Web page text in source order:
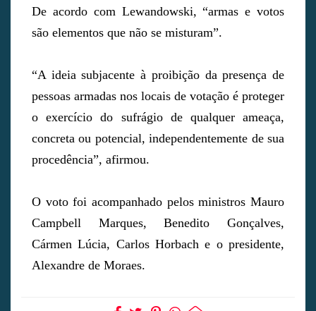
De acordo com Lewandowski, “armas e votos
são elementos que não se misturam”.
“A ideia subjacente à proibição da presença de
pessoas armadas nos locais de votação é proteger
o exercício do sufrágio de qualquer ameaça,
concreta ou potencial, independentemente de sua
procedência”, afirmou.
O voto foi acompanhado pelos ministros Mauro
Campbell Marques, Benedito Gonçalves,
Cármen Lúcia, Carlos Horbach e o presidente,
Alexandre de Moraes.